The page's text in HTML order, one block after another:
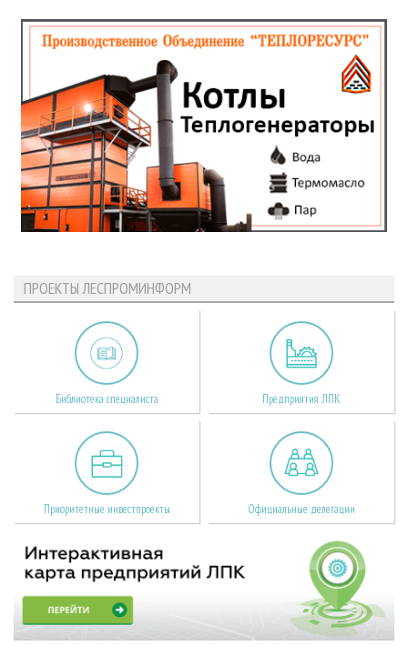
ПРОЕКТЫ ЛЕСПРОМИНФОРМ
Библиотека специалиста Предприятия ЛПК
Приоритетные инвестпроекты Официальные делегации